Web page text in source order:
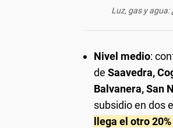
Luz, gas y
Nivel medio:
de Saavedra,
Balvanera, San
subsidio en dos
llega el otro